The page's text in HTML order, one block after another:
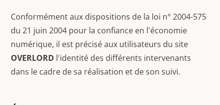
Conformément aux dispositions de la loi n° 2004-575
du 21 juin 2004 pour la confiance en l'économie
numérique, il est précisé aux utilisateurs du site
OVERLORD l'identité des différents intervenants
dans le cadre de sa réalisation et de son suivi.